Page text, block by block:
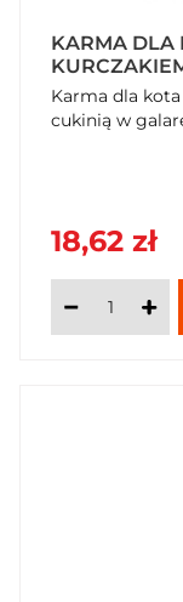
KARMA DLA
850 G (10 X
Karma dla
cukinią w
18,62 zł